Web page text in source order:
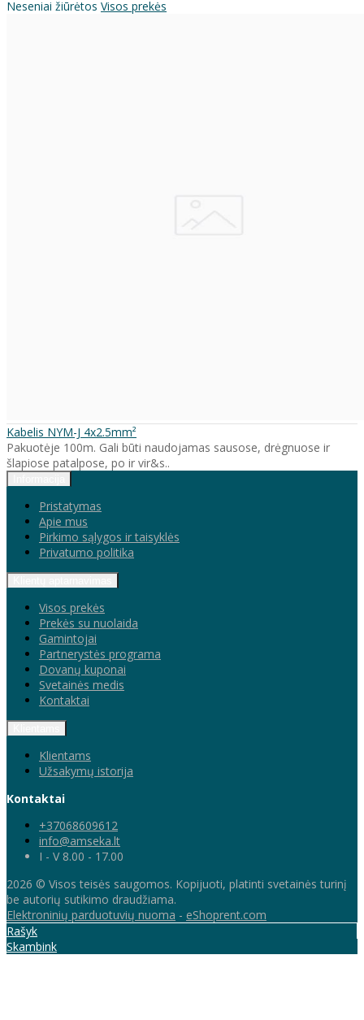
Neseniai žiūrėtos Visos prekės
Kabelis NYM-J 4x2.5mm²
Pakuotėje 100m. Gali būti naudojamas sausose, drėgnuose ir
šlapiose patalpose, po ir vir&s..
Pristatymas
Apie mus
Pirkimo sąlygos ir taisyklės
Privatumo politika
Visos prekės
Prekės su nuolaida
Gamintojai
Partnerystės programa
Dovanų kuponai
Svetainės medis
Kontaktai
Klientams
Užsakymų istorija
Kontaktai
+37068609612
info@amseka.lt
I - V 8.00 - 17.00
2026 © Visos teisės saugomos. Kopijuoti, platinti svetainės turinį
be autorių sutikimo draudžiama.
Elektroninių parduotuvių nuoma - eShoprent.com
Rašyk
Skambink